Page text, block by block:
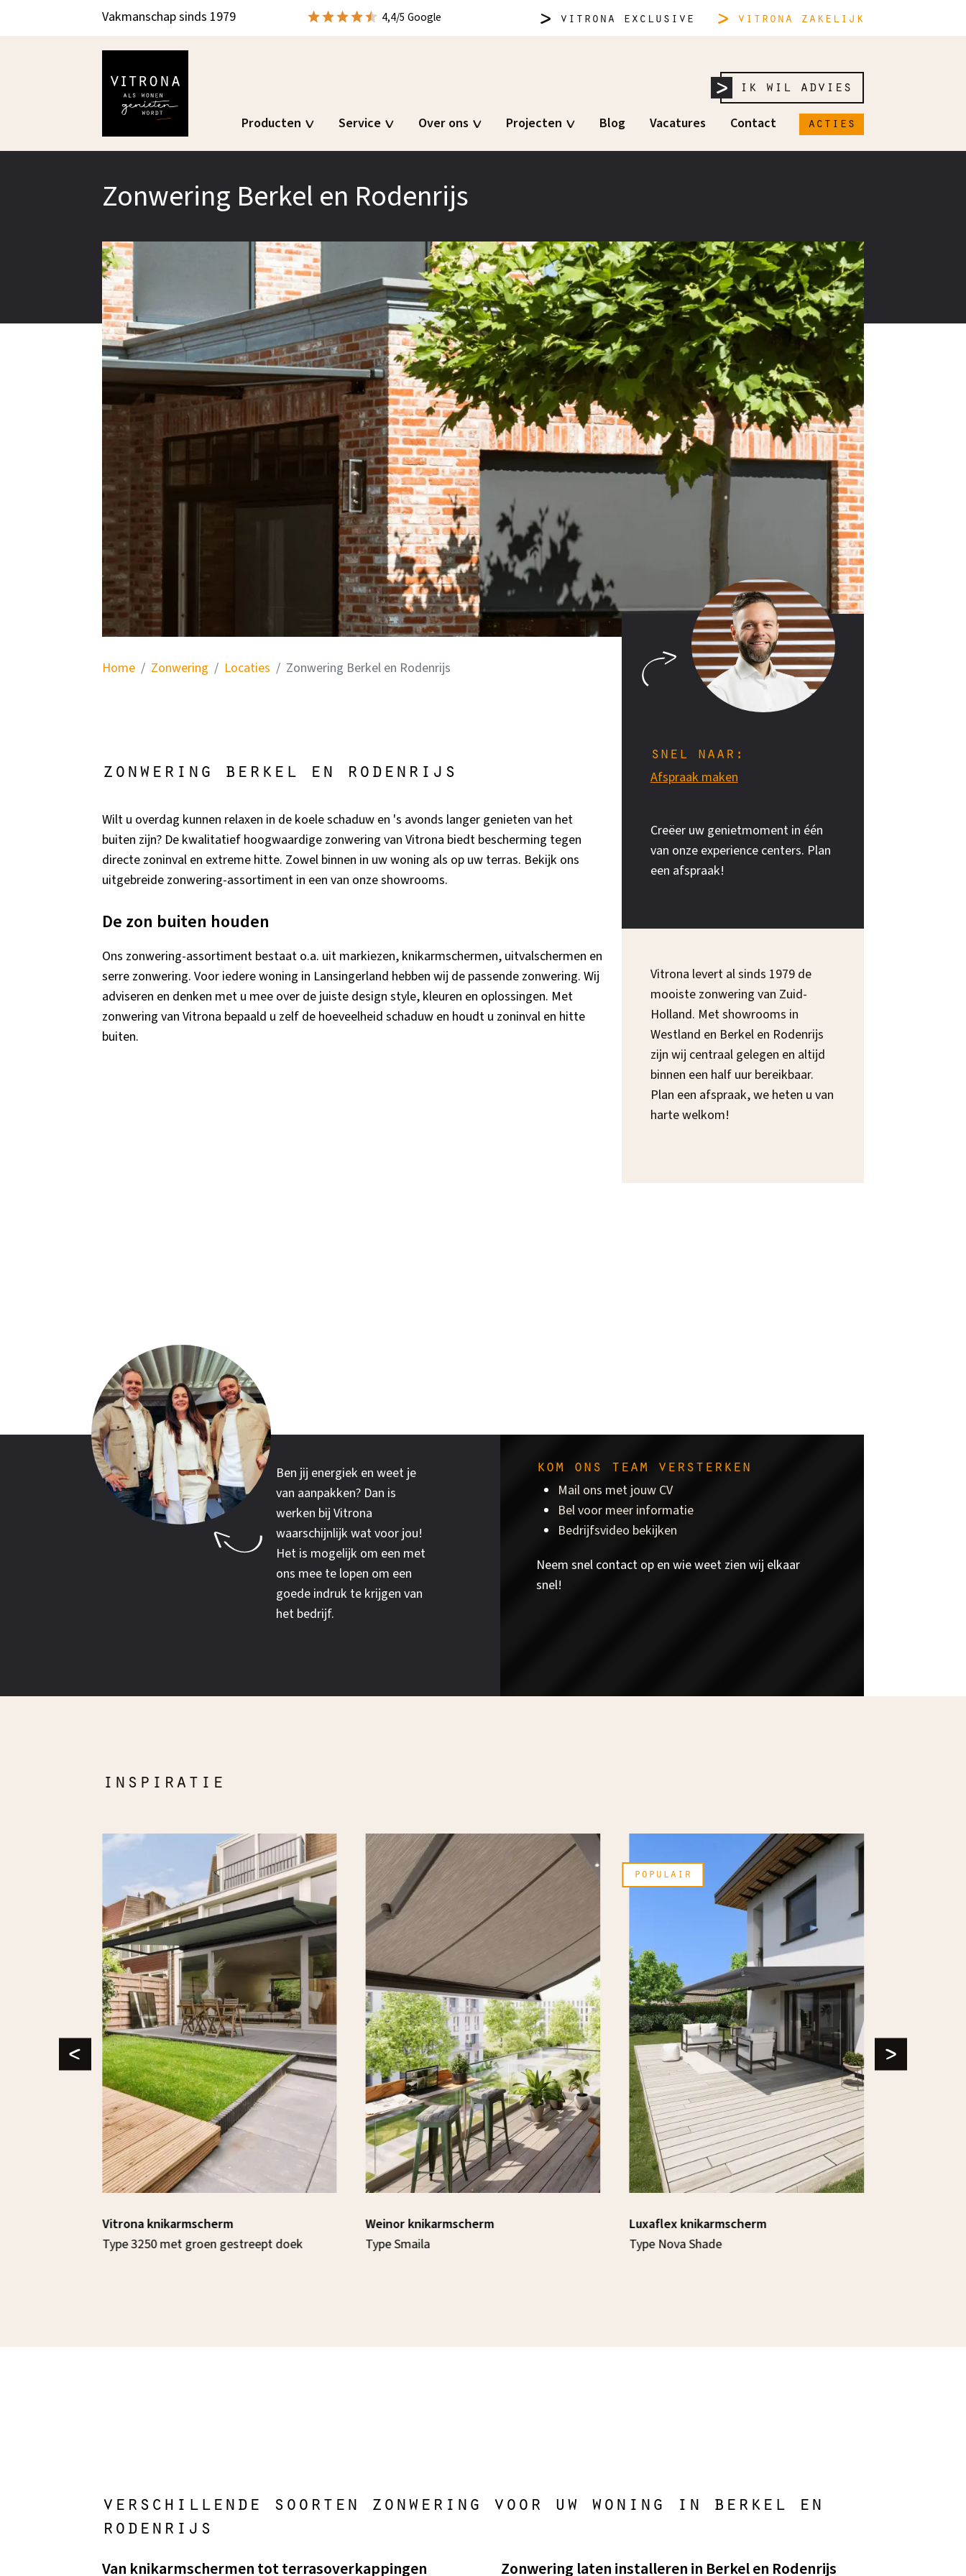
Vakmanschap sinds 1979 4,4/5 Google vitrona exclusive vitrona zakelijk
Producten Service Over ons Projecten Blog Vacatures Contact acties
ik wil advies
Zonwering Berkel en Rodenrijs
Home Zonwering Locaties Zonwering Berkel en Rodenrijs
zonwering berkel en rodenrijs
Wilt u overdag kunnen relaxen in de koele schaduw en 's avonds langer genieten van het
buiten zijn? De kwalitatief hoogwaardige zonwering van Vitrona biedt bescherming tegen
directe zoninval en extreme hitte. Zowel binnen in uw woning als op uw terras. Bekijk ons
uitgebreide zonwering-assortiment in een van onze showrooms.
De zon buiten houden
Ons zonwering-assortiment bestaat o.a. uit markiezen, knikarmschermen, uitvalschermen en
serre zonwering. Voor iedere woning in Lansingerland hebben wij de passende zonwering. Wij
adviseren en denken met u mee over de juiste design style, kleuren en oplossingen. Met
zonwering van Vitrona bepaald u zelf de hoeveelheid schaduw en houdt u zoninval en hitte
buiten.
snel naar:
Afspraak maken
Creëer uw genietmoment in één
van onze experience centers. Plan
een afspraak!
Vitrona levert al sinds 1979 de
mooiste zonwering van Zuid-
Holland. Met showrooms in
Westland en Berkel en Rodenrijs
zijn wij centraal gelegen en altijd
binnen een half uur bereikbaar.
Plan een afspraak, we heten u van
harte welkom!
Ben jij energiek en weet je
van aanpakken? Dan is
werken bij Vitrona
waarschijnlijk wat voor jou!
Het is mogelijk om een met
ons mee te lopen om een
goede indruk te krijgen van
het bedrijf.
kom ons team versterken
Mail ons met jouw CV
Bel voor meer informatie
Bedrijfsvideo bekijken
Neem snel contact op en wie weet zien wij elkaar
snel!
inspiratie
Vitrona knikarmscherm
Type 3250 met groen gestreept doek
Weinor knikarmscherm
Type Smaila
populair
Luxaflex knikarmscherm
Type Nova Shade
verschillende soorten zonwering voor uw woning in berkel en
rodenrijs
Van knikarmschermen tot terrasoverkappingen Zonwering laten installeren in Berkel en Rodenrijs